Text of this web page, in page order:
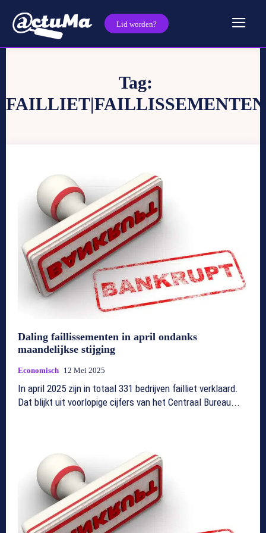
Lid worden?
Tag:
FAILLIET|FAILLISSEMENTEN
Daling faillissementen in april ondanks
maandelijkse stijging
Economisch 12 Mei 2025
In april 2025 zijn in totaal 331 bedrijven failliet verklaard.
Dat blijkt uit voorlopige cijfers van het Centraal Bureau...